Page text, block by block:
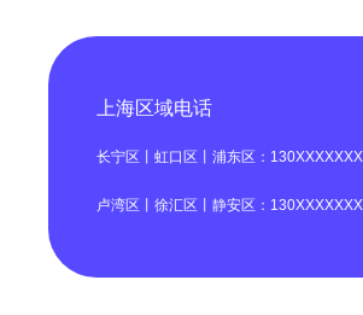
上海区域电话
长宁区丨虹口区丨浦东区：
卢湾区丨徐汇区丨静安区：